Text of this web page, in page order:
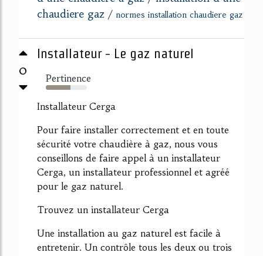
chaudiere gaz / normes installation chaudiere gaz
0
Installateur - Le gaz naturel
Pertinence
60%
Installateur Cerga
Pour faire installer correctement et en toute
sécurité votre chaudière à gaz, nous vous
conseillons de faire appel à un installateur
Cerga, un installateur professionnel et agréé
pour le gaz naturel.
Trouvez un installateur Cerga
Une installation au gaz naturel est facile à
entretenir. Un contrôle tous les deux ou trois